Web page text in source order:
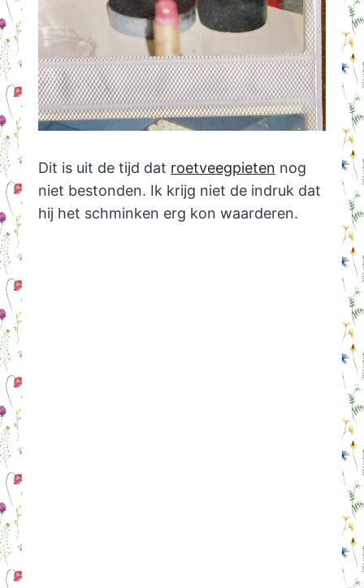
Dit is uit de tijd dat roetveegpieten nog
niet bestonden. Ik krijg niet de indruk dat
hij het schminken erg kon waarderen.